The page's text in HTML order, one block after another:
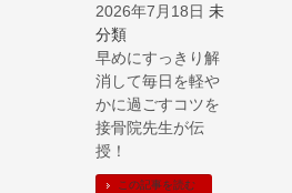
2026年7月18日 未
分類
早めにすっきり解
消して毎日を軽や
かに過ごすコツを
接骨院先生が伝
授！
この記事を読む